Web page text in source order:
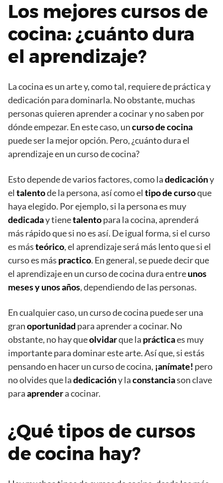
Los mejores cursos de
cocina: ¿cuánto dura
el aprendizaje?
La cocina es un arte y, como tal, requiere de práctica y
dedicación para dominarla. No obstante, muchas
personas quieren aprender a cocinar y no saben por
dónde empezar. En este caso, uncurso de cocina
puede ser la mejor opción. Pero, ¿cuánto dura el
aprendizaje en un curso de cocina?
Esto depende de varios factores, como ladedicacióny
el talentode la persona, así como el tipo de cursoque
haya elegido. Por ejemplo, si la persona es muy
dedicaday tienetalentopara la cocina, aprenderá
más rápido que si no es así. De igual forma, si el curso
es másteórico, el aprendizaje será más lento que si el
curso es más practico. En general, se puede decir que
el aprendizaje en un curso de cocina dura entreunos
meses y unos años, dependiendo de las personas.
En cualquier caso, un curso de cocina puede ser una
granoportunidad para aprender a cocinar. No
obstante, no hay queolvidarque la prácticaes muy
importante para dominar este arte. Así que, si estás
pensando en hacer un curso de cocina, ¡anímate! pero
no olvides que ladedicacióny laconstanciason clave
paraaprendera cocinar.
¿Qué tipos de cursos
de cocina hay?